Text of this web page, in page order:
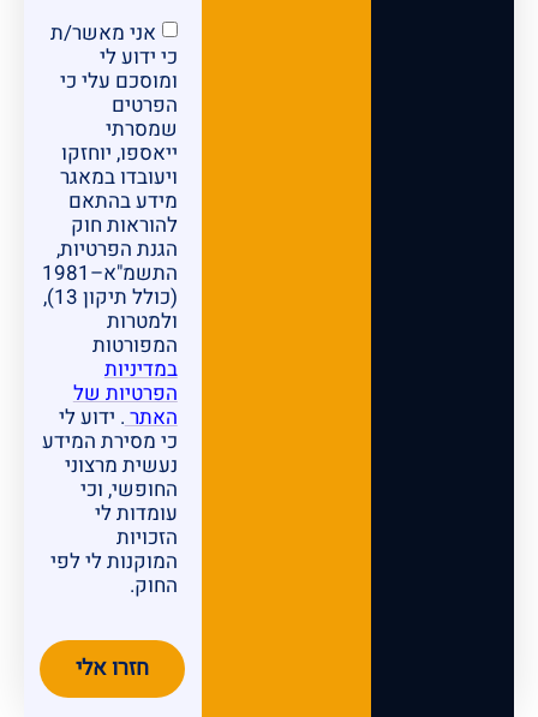
אני מאשר/ת
כי ידוע לי
ומוסכם עלי כי
הפרטים
שמסרתי
ייאספו, יוחזקו
ויעובדו במאגר
מידע בהתאם
להוראות חוק
הגנת הפרטיות,
התשמ"א–1981
(כולל תיקון 13),
ולמטרות
המפורטות
במדיניות
הפרטיות של
האתר. ידוע לי
כי מסירת המידע
נעשית מרצוני
החופשי, וכי
עומדות לי
הזכויות
המוקנות לי לפי
החוק.
חזרו אלי